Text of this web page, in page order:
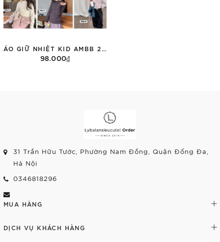
98.000₫
31 Trần Hữu Tước, Phường Nam Đồng, Quận Đống Đa,
Hà Nội
0346818296
MUA HÀNG
DỊCH VỤ KHÁCH HÀNG